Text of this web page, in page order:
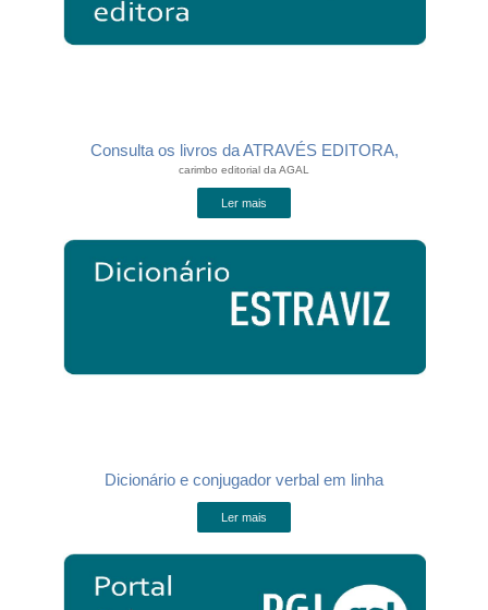
Consulta os livros da ATRAVÉS EDITORA,
carimbo editorial da AGAL
Ler mais
Dicionário e conjugador verbal em linha
Ler mais